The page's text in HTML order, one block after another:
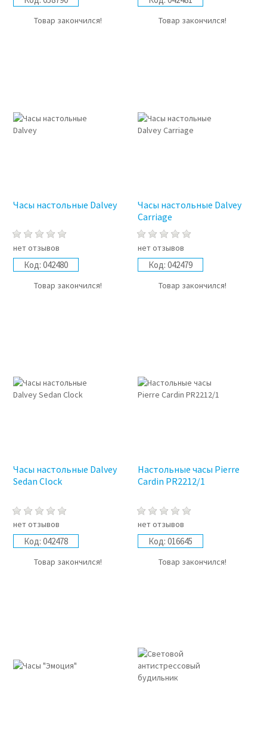
Товар закончился! Товар закончился!
Часы настольные Dalvey
нет отзывов
Код: 042480
Товар закончился!
Часы настольные Dalvey
Carriage
нет отзывов
Код: 042479
Товар закончился!
Часы настольные Dalvey
Sedan Clock
нет отзывов
Код: 042478
Товар закончился!
Настольные часы Pierre
Cardin PR2212/1
нет отзывов
Код: 016645
Товар закончился!